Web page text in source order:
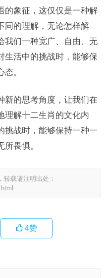
的象征，这仅仅是一种解
同的理解，无论怎样解
我们一种宽广、自由、无
生活中的挑战时，能够保
。
新的思考角度，让我们在
理解十二生肖的文化内
挑战时，能够保持一种一
畏惧。
载请注明出处：
4赞